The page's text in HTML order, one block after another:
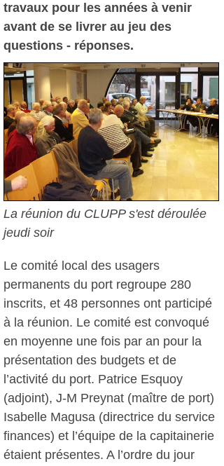
travaux pour les années à venir
avant de se livrer au jeu des
questions - réponses.
La réunion du CLUPP s'est déroulée
jeudi soir
Le comité local des usagers
permanents du port regroupe 280
inscrits, et 48 personnes ont participé
à la réunion. Le comité est convoqué
en moyenne une fois par an pour la
présentation des budgets et de
l’activité du port. Patrice Esquoy
(adjoint), J-M Preynat (maître de port)
Isabelle Magusa (directrice du service
finances) et l’équipe de la capitainerie
étaient présentes. A l’ordre du jour